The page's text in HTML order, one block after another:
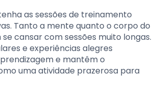
as sessões de treinamento
Tanto a mente quanto o corpo do
cansar com sessões muito longas.
e experiências alegres
e mantêm o
uma atividade prazerosa para